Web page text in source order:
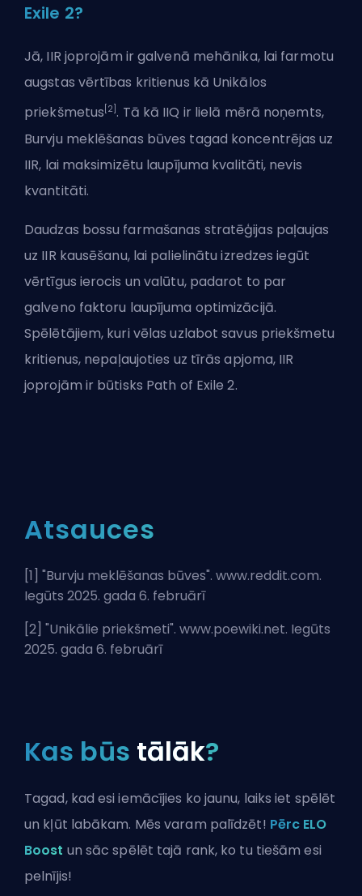
Exile 2?
Jā, IIR joprojām ir galvenā mehānika, lai farmotu
augstas vērtības kritienus kā Unikālos
priekšmetus [2] . Tā kā IIQ ir lielā mērā noņemts,
Burvju meklēšanas būves tagad koncentrējas uz
IIR, lai maksimizētu laupījuma kvalitāti, nevis
kvantitāti.
Daudzas bossu farmašanas stratēģijas paļaujas
uz IIR kausēšanu, lai palielinātu izredzes iegūt
vērtīgus ierocis un valūtu, padarot to par
galveno faktoru laupījuma optimizācijā.
Spēlētājiem, kuri vēlas uzlabot savus priekšmetu
kritienus, nepaļaujoties uz tīrās apjoma, IIR
joprojām ir būtisks Path of Exile 2.
Atsauces
[1] "Burvju meklēšanas būves". www.reddit.com.
Iegūts 2025. gada 6. februārī
[2] "Unikālie priekšmeti". www.poewiki.net. Iegūts
2025. gada 6. februārī
Kas būs tālāk?
Tagad, kad esi iemācījies ko jaunu, laiks iet spēlēt
un kļūt labākam. Mēs varam palīdzēt! Pērc ELO
Boost un sāc spēlēt tajā rank, ko tu tiešām esi
pelnījis!